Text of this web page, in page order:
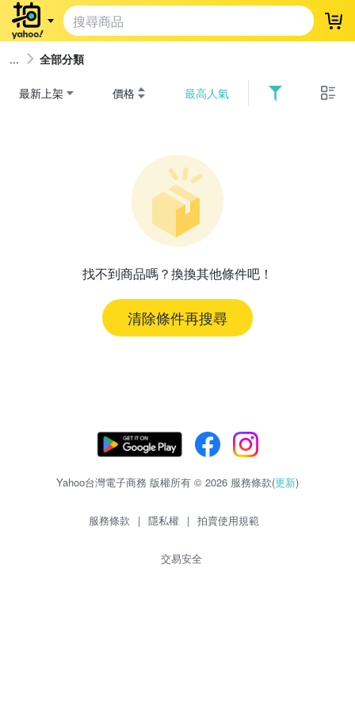
登
全部分類
最新上架 價格 最高人氣
找不到商品嗎？換換其他條件吧！
清除條件再搜尋
Yahoo台灣電子商務 版權所有 © 2026 服務條款(更新)
服務條款 | 隱私權 | 拍賣使用規範
交易安全